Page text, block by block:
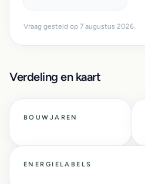
Vraag gesteld op 7 augustus 2026.
Verdeling en kaart
BOUWJAREN
ENERGIELABELS